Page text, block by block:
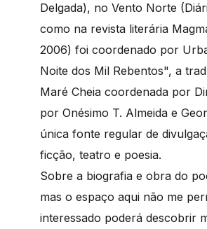
Delgada), no Vento Norte
como na revista literária
2006) foi coordenado por
Noite dos Mil Rebentos", a
Maré Cheia coordenada por
por Onésimo T. Almeida e
única fonte regular de
ficção, teatro e poesia.
Sobre a biografia e obra do
mas o espaço aqui não me
interessado poderá descobrir